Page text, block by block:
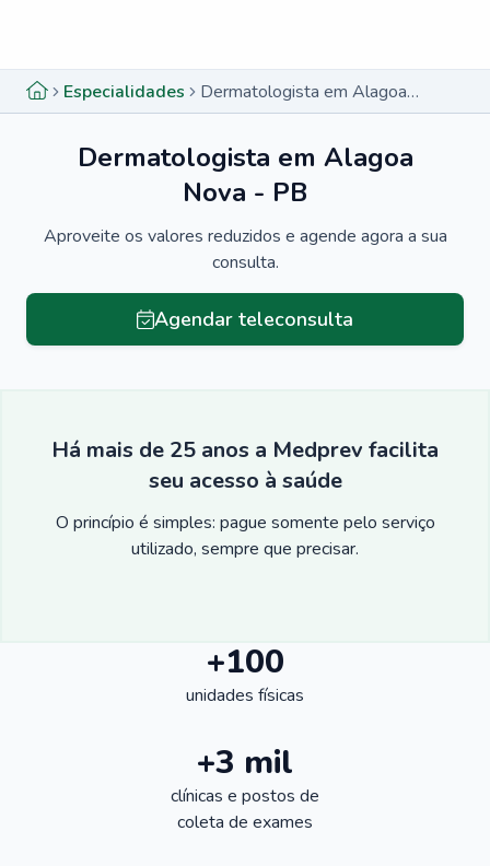
Especialidades Dermatologista em Alagoa Nova - PB
Dermatologista em Alagoa
Nova - PB
Aproveite os valores reduzidos e agende agora a sua
consulta.
Agendar teleconsulta
Há mais de 25 anos a Medprev facilita
seu acesso à saúde
O princípio é simples: pague somente pelo serviço
utilizado, sempre que precisar.
+100
unidades físicas
+3 mil
clínicas e postos de
coleta de exames